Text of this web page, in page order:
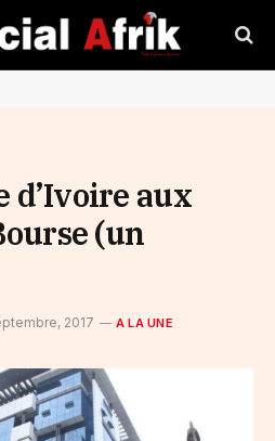
d’Ivoire aux
(un
2017 A LA UNE